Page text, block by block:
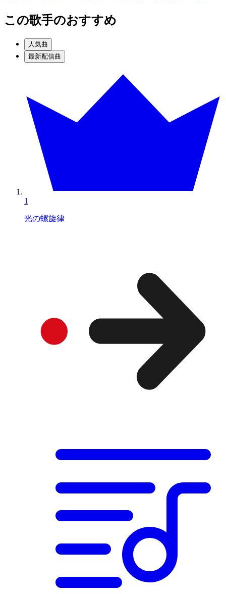
この歌手のおすすめ
人気曲
最新配信曲
1
光の螺旋律